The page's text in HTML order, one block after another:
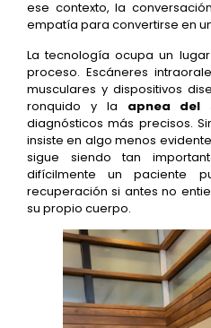
ese contexto, la
empatía para convertirse en
La tecnología ocupa un
proceso. Escáneres
musculares y dispositivos
ronquido y la apnea del
diagnósticos más precisos.
insiste en algo menos
sigue siendo tan
difícilmente un paciente
recuperación si antes no
su propio cuerpo.